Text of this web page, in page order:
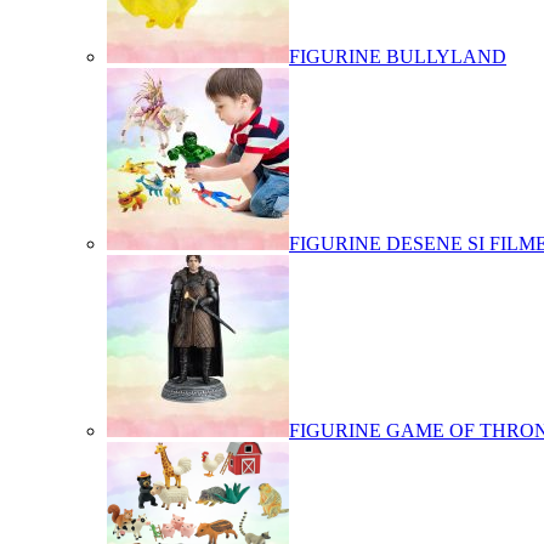
FIGURINE BULLYLAND
FIGURINE DESENE SI
FIGURINE GAME OF